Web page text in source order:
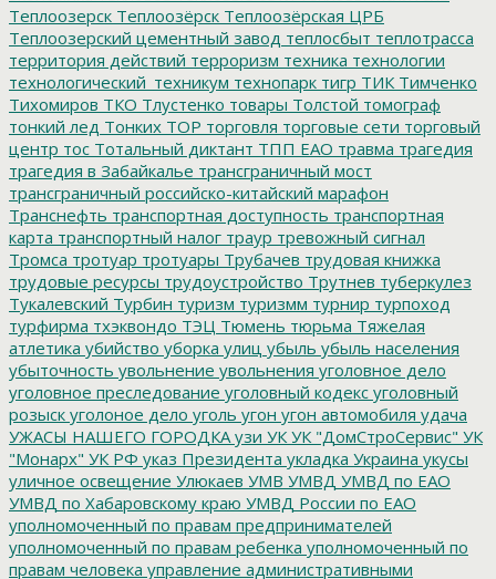
Теплоозерск Теплоозёрск Теплоозёрская ЦРБ
Теплоозерский цементный завод теплосбыт теплотрасса
территория действий терроризм техника технологии
технологический_техникум технопарк тигр ТИК Тимченко
Тихомиров ТКО Тлустенко товары Толстой томограф
тонкий лед Тонких ТОР торговля торговые сети торговый
центр тос Тотальный диктант ТПП ЕАО травма трагедия
трагедия в Забайкалье трансграничный мост
трансграничный российско-китайский марафон
Транснефть транспортная доступность транспортная
карта транспортный налог траур тревожный сигнал
Тромса тротуар тротуары Трубачев трудовая книжка
трудовые ресурсы трудоустройство Трутнев туберкулез
Тукалевский Турбин туризм туризмм турнир турпоход
турфирма тхэквондо ТЭЦ Тюмень тюрьма Тяжелая
атлетика убийство уборка улиц убыль убыль населения
убыточность увольнение увольнения уголовное дело
уголовное преследование уголовный кодекс уголовный
розыск уголоное дело уголь угон угон автомобиля удача
УЖАСЫ НАШЕГО ГОРОДКА узи УК УК "ДомСтроСервис" УК
"Монарх" УК РФ указ Президента укладка Украина укусы
уличное освещение Улюкаев УМВ УМВД УМВД по ЕАО
УМВД по Хабаровскому краю УМВД России по ЕАО
уполномоченный по правам предпринимателей
уполномоченный по правам ребенка уполномоченный по
правам человека управление административными